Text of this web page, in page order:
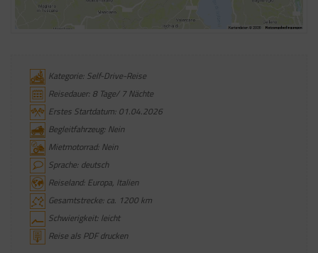
Kategorie: Self-Drive-Reise
Reisedauer: 8 Tage/ 7 Nächte
Erstes Startdatum: 01.04.2026
Begleitfahrzeug: Nein
Mietmotorrad: Nein
Sprache: deutsch
Reiseland: Europa, Italien
Gesamtstrecke: ca. 1200 km
Schwierigkeit: leicht
Reise als PDF drucken